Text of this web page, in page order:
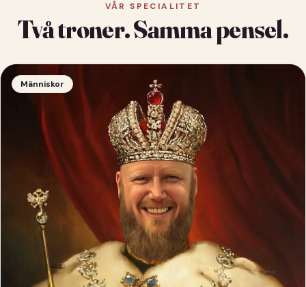
VÅR SPECIALITET
Två troner. Samma pensel.
Människor